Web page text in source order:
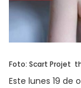
Foto: Scart Projet
Este lunes 19